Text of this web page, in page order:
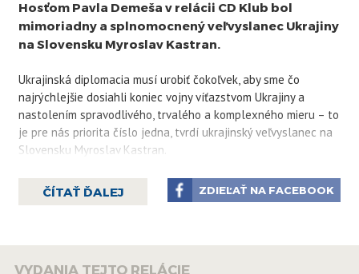
Hosťom Pavla Demeša v relácii CD Klub bol
mimoriadny a splnomocnený veľvyslanec Ukrajiny
na Slovensku Myroslav Kastran.
Ukrajinská diplomacia musí urobiť čokoľvek, aby sme čo
najrýchlejšie dosiahli koniec vojny víťazstvom Ukrajiny a
nastolením spravodlivého, trvalého a komplexného mieru – to
je pre nás priorita číslo jedna, tvrdí ukrajinský veľvyslanec na
Slovensku Myroslav Kastran.
„Druhou prioritou je integrácia do Európskej únie
a Severoatlantickej aliancie... Tu cítim podporu Slovenskej
ČÍTAŤ ĎALEJ ZDIEĽAŤ NA FACEBOOK
VYDANIA TEJTO RELÁCIE